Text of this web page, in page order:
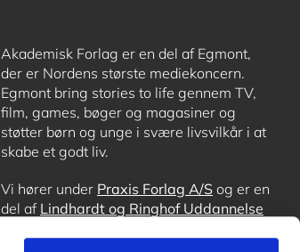
Akademisk Forlag er en del af Egmont,
der er Nordens største mediekoncern.
Egmont bring stories to life gennem TV,
film, games, bøger og magasiner og
støtter børn og unge i svære livsvilkår i at
skabe et godt liv.
Vi hører under Praxis Forlag A/S og er en
del af Lindhardt og Ringhof Uddannelse